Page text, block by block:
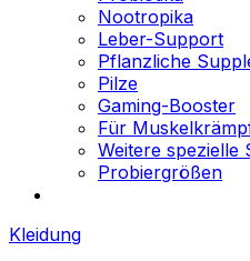
Nootropika
Leber-Support
Pflanzliche
Pilze
Gaming-Booster
Für
Weitere spezielle
Probiergrößen
Kleidung